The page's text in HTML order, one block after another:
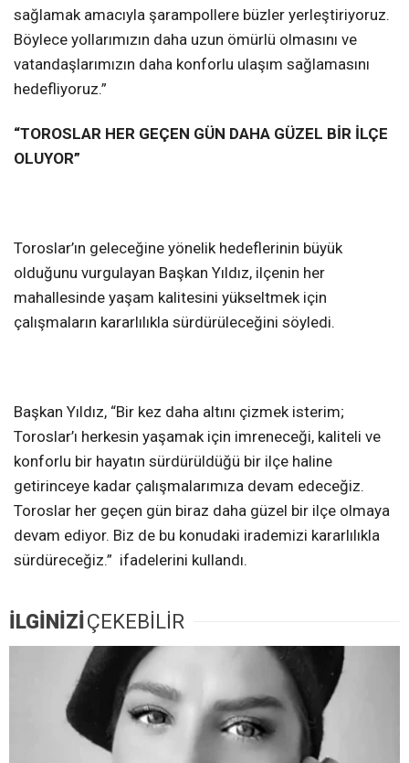
sağlamak amacıyla şarampollere büzler yerleştiriyoruz.
Böylece yollarımızın daha uzun ömürlü olmasını ve
vatandaşlarımızın daha konforlu ulaşım sağlamasını
hedefliyoruz.”
“TOROSLAR HER GEÇEN GÜN DAHA GÜZEL BİR İLÇE
OLUYOR”
Toroslar’ın geleceğine yönelik hedeflerinin büyük
olduğunu vurgulayan Başkan Yıldız, ilçenin her
mahallesinde yaşam kalitesini yükseltmek için
çalışmaların kararlılıkla sürdürüleceğini söyledi.
Başkan Yıldız, “Bir kez daha altını çizmek isterim;
Toroslar’ı herkesin yaşamak için imreneceği, kaliteli ve
konforlu bir hayatın sürdürüldüğü bir ilçe haline
getirinceye kadar çalışmalarımıza devam edeceğiz.
Toroslar her geçen gün biraz daha güzel bir ilçe olmaya
devam ediyor. Biz de bu konudaki irademizi kararlılıkla
sürdüreceğiz.” ifadelerini kullandı.
İLGİNİZİ ÇEKEBİLİR